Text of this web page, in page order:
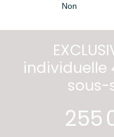
Non
individuelle
255